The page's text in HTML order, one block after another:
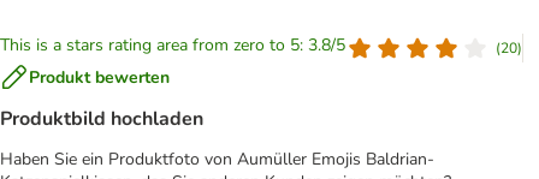
This is a stars rating area from zero to 5: 3.8/5 (20)
Produkt bewerten
Produktbild hochladen
Haben Sie ein Produktfoto von Aumüller Emojis Baldrian-